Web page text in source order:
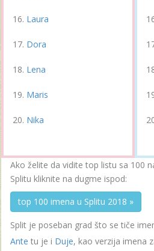
Laura
Dora
Lena
Maris
Nika
Ako želite da vidite top listu sa 100
Splitu kliknite na dugme ispod:
top 100 imena u Splitu 2018 »
Split je poseban grad što se tiče
Ante tu je i Duje, kao verzija imena